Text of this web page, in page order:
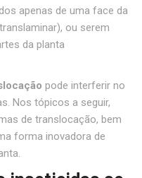
apenas de uma face da
ou serem
da planta
pode interferir no
Nos tópicos a seguir,
de translocação, bem
forma inovadora de